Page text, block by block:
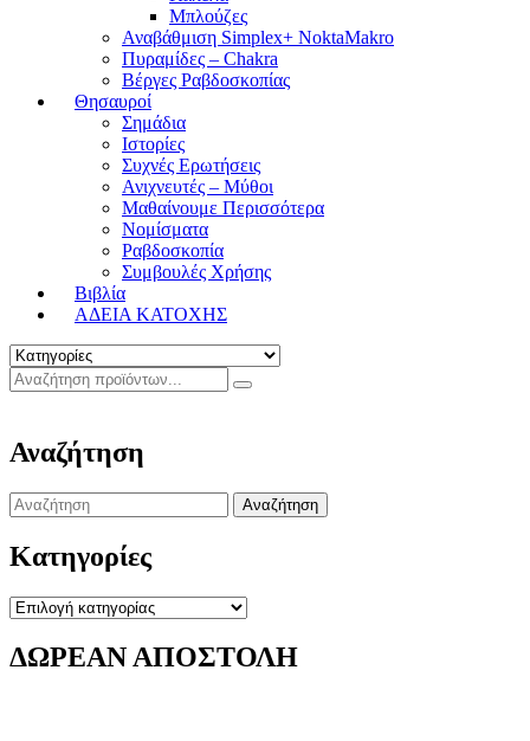
Μπλούζες
Αναβάθμιση Simplex+ NoktaMakro
Πυραμίδες – Chakra
Βέργες Ραβδοσκοπίας
Θησαυροί
Σημάδια
Ιστορίες
Συχνές Ερωτήσεις
Ανιχνευτές – Μύθοι
Μαθαίνουμε Περισσότερα
Νομίσματα
Ραβδοσκοπία
Συμβουλές Χρήσης
Βιβλία
ΑΔΕΙΑ ΚΑΤΟΧΗΣ
Αναζήτηση
Search
for:
Κατηγορίες
Κατηγορίες
ΔΩΡΕΑΝ ΑΠΟΣΤΟΛΗ